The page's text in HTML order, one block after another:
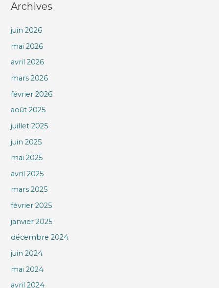
Archives
juin 2026
mai 2026
avril 2026
mars 2026
février 2026
août 2025
juillet 2025
juin 2025
mai 2025
avril 2025
mars 2025
février 2025
janvier 2025
décembre 2024
juin 2024
mai 2024
avril 2024